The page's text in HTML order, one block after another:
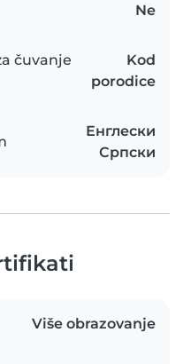
Ne
čuvanje
Kod
porodice
Енглески
Српски
Više obrazovanje